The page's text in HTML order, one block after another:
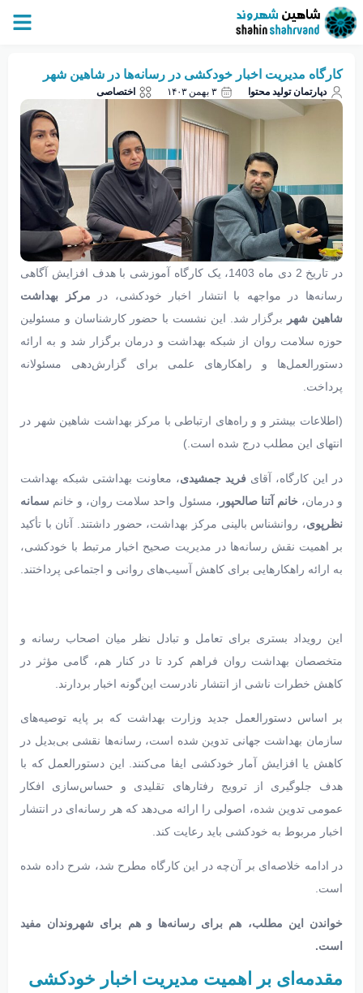
کارگاه مدیریت اخبار خودکشی در رسانه‌ها در شاهین شهر
دپارتمان تولید محتوا ۳ بهمن ۱۴۰۳ اختصاصی
در تاریخ 2 دی ماه 1403، یک کارگاه آموزشی با هدف افزایش آگاهی
رسانه‌ها در مواجهه با انتشار اخبار خودکشی، در مرکز بهداشت
شاهین شهر
برگزار شد. این نشست با حضور کارشناسان و مسئولین
حوزه سلامت روان از شبکه بهداشت و درمان برگزار شد و به ارائه
دستورالعمل‌ها و راهکارهای علمی برای گزارش‌دهی مسئولانه
پرداخت.
(اطلاعات بیشتر و و راه‌های ارتباطی با مرکز بهداشت شاهین شهر در
انتهای این مطلب درج شده است.)
در این کارگاه، آقای فرید جمشیدی، معاونت بهداشتی شبکه بهداشت
و درمان، خانم آتنا صالحپور ، مسئول واحد سلامت روان، و خانم سمانه
نظرپوی، روانشناس بالینی مرکز بهداشت، حضور داشتند. آنان با تأکید
بر اهمیت نقش رسانه‌ها در مدیریت صحیح اخبار مرتبط با خودکشی،
به ارائه راهکارهایی برای کاهش آسیب‌های روانی و اجتماعی پرداختند.
این رویداد بستری برای تعامل و تبادل نظر میان اصحاب رسانه و
متخصصان بهداشت روان فراهم کرد تا در کنار هم، گامی مؤثر در
کاهش خطرات ناشی از انتشار نادرست این‌گونه اخبار بردارند.
بر اساس دستورالعمل جدید وزارت بهداشت که بر پایه توصیه‌های
سازمان بهداشت جهانی تدوین شده است، رسانه‌ها نقشی بی‌بدیل در
کاهش یا افزایش آمار خودکشی ایفا می‌کنند. این دستورالعمل که با
هدف جلوگیری از ترویج رفتارهای تقلیدی و حساس‌سازی افکار
عمومی تدوین شده، اصولی را ارائه می‌دهد که هر رسانه‌ای در انتشار
اخبار مربوط به خودکشی باید رعایت کند.
در ادامه خلاصه‌ای بر آن‌چه در این کارگاه مطرح شد، شرح داده شده
است.
خواندن این مطلب، هم برای رسانه‌ها و هم برای شهروندان مفید
است.
مقدمه‌ای بر اهمیت مدیریت اخبار خودکشی